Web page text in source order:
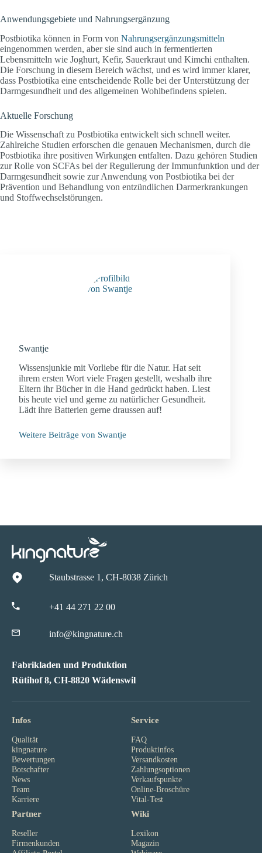
Anwendungsgebiete und Nahrungsergänzung
Postbiotika können in Form von Nahrungsergänzungsmitteln
eingenommen werden, aber sie sind auch in fermentierten
Lebensmitteln wie Joghurt, Kefir, Sauerkraut und Kimchi enthalten.
Die Forschung in diesem Bereich wächst, und es wird immer klarer,
dass Postbiotika eine entscheidende Rolle bei der Unterstützung der
Darmgesundheit und des allgemeinen Wohlbefindens spielen.
Aktuelle Forschung
Die Wissenschaft zu Postbiotika entwickelt sich schnell weiter.
Zahlreiche Studien erforschen die genauen Mechanismen, durch die
Postbiotika ihre positiven Wirkungen entfalten. Dazu gehören Studien
zur Rolle von SCFAs bei der Regulierung der Immunfunktion und der
Darmgesundheit sowie zur Anwendung von Postbiotika bei der
Prävention und Behandlung von entzündlichen Darmerkrankungen
und Stoffwechselstörungen.
Swantje
Wissensjunkie mit Vorliebe für die Natur. Hat seit
ihrem ersten Wort viele Fragen gestellt, weshalb ihre
Eltern ihr Bücher in die Hand gedrückt haben. Liest
bis heute viel und gerne zu natürlicher Gesundheit.
Lädt ihre Batterien gerne draussen auf!
Weitere Beiträge von Swantje
Staubstrasse 1, CH-8038 Zürich
+41 44 271 22 00
info@kingnature.ch
Fabrikladen und Produktion
Rütihof 8, CH-8820 Wädenswil
Infos
Qualität
kingnature
Bewertungen
Botschafter
News
Team
Karriere
Service
FAQ
Produktinfos
Versandkosten
Zahlungsoptionen
Verkaufspunkte
Online-Broschüre
Vital-Test
Partner
Reseller
Firmenkunden
Wiki
Lexikon
Magazin